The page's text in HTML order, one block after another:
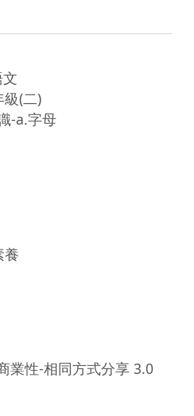
(二)
-a.字母
養
業性-相同方式分享 3.0